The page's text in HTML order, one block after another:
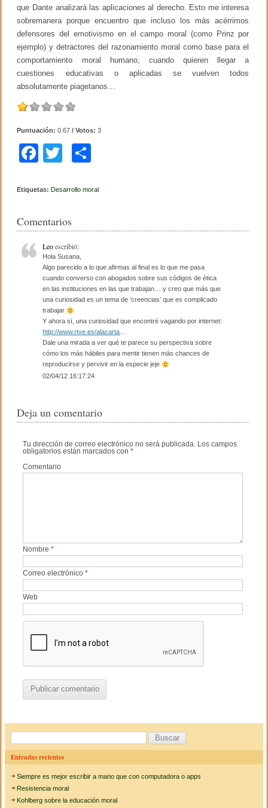
que Dante analizará las aplicaciones al derecho. Esto me interesa
sobremanera porque encuentro que incluso los más acérrimos
defensores del emotivismo en el campo moral (como Prinz por
ejemplo) y detractores del razonamiento moral como base para el
comportamiento moral humano, cuando quieren llegar a
cuestiones educativas o aplicadas se vuelven todos
absolutamente piagetanos…
Puntuación:0.67 / Votos:3
F
c
b
o
o
k
tt
m
ar
Etiquetas: Desarrollo moral
Comentarios
Leoescribió:
Hola Susana,
Algo parecido a lo que afirmas al final es lo que me pasa
cuando converso con abogados sobre sus códigos de ética
en las instituciones en las que trabajan… y creo que más que
una curiosidad es un tema de ‘creencias’ que es complicado
trabajar
Y ahora sí, una curiosidad que encontré vagando por internet:
http://www.rtve.es/alacarta…
Dale una mirada a ver qué te parece su perspectiva sobre
cómo los más hábiles para mentir tienen más chances de
reproducirse y pervivir en la especie jeje
02/04/12 16:17:24
Deja un comentario
Tu dirección de correo electrónico no será publicada. Los campos
obligatorios están marcados con*
Comentario
Nombre*
Correo electrónico*
Web
u
c
a
Entradas recientes
Siempre es mejor escribir a mano que con computadora o apps
Resistencia moral
Kohlberg sobre la educación moral